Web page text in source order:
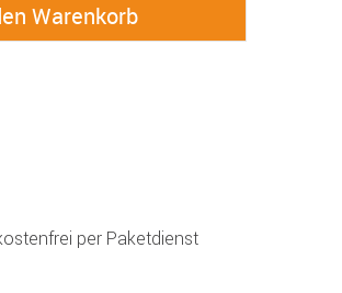
per Paketdienst